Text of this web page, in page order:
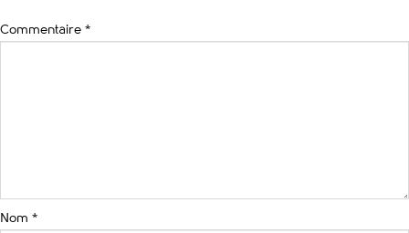
Commentaire *
Nom *